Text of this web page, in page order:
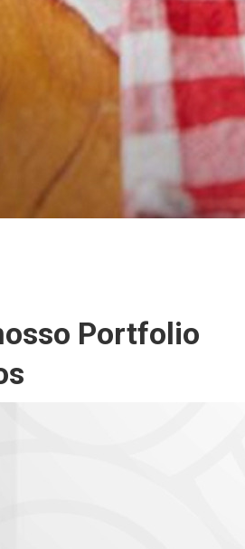
Portfolio